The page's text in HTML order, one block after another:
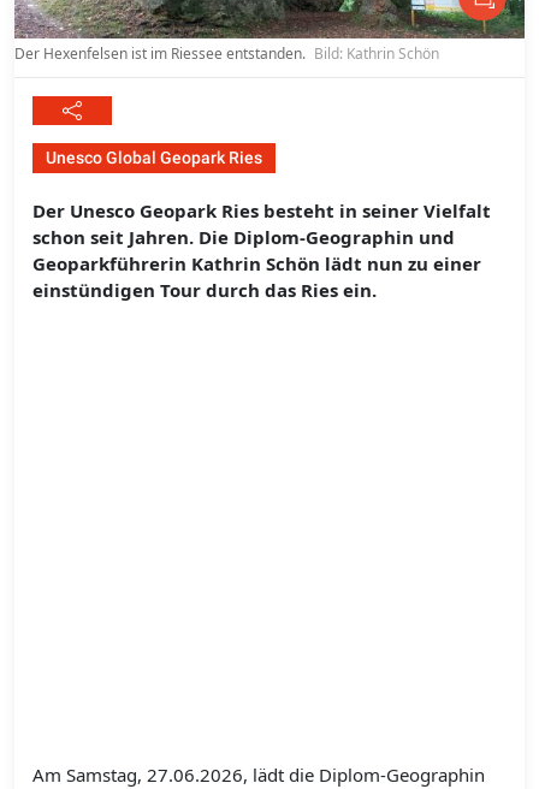
Der Hexenfelsen ist im Riessee entstanden. Bild: Kathrin Schön
Unesco Global Geopark Ries
Der Unesco Geopark Ries besteht in seiner Vielfalt
schon seit Jahren. Die Diplom-Geographin und
Geoparkführerin Kathrin Schön lädt nun zu einer
einstündigen Tour durch das Ries ein.
Am Samstag, 27.06.2026, lädt die Diplom-Geographin